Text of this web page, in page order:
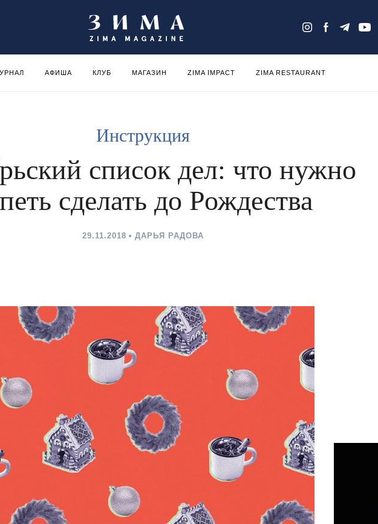
АФИША КЛУБ МАГАЗИН ZIMA IMPACT ZIMA RESTAURANT
Инструкция
список дел: что нужно
сделать до Рождества
29.11.2018 ДАРЬЯ РАДОВА